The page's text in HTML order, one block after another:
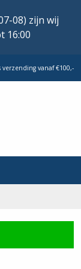
08) zijn wij
16:00
verzending vanaf €100,-